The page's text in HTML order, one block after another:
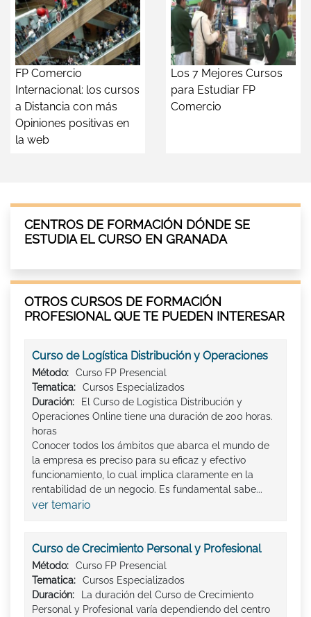
FP Comercio
Internacional: los cursos
a Distancia con más
Opiniones positivas en
la web
Los 7 Mejores Cursos
para Estudiar FP
Comercio
CENTROS DE FORMACIÓN DÓNDE SE
ESTUDIA EL CURSO EN GRANADA
OTROS CURSOS DE FORMACIÓN
PROFESIONAL QUE TE PUEDEN INTERESAR
Curso de Logística Distribución y Operaciones
Método:
Curso FP Presencial
Tematica:
Cursos Especializados
Duración:
El Curso de Logística Distribución y
Operaciones Online tiene una duración de 200 horas.
horas
Conocer todos los ámbitos que abarca el mundo de
la empresa es preciso para su eficaz y efectivo
funcionamiento, lo cual implica claramente en la
rentabilidad de un negocio. Es fundamental sabe...
ver temario
Curso de Crecimiento Personal y Profesional
Método:
Curso FP Presencial
Tematica:
Cursos Especializados
Duración:
La duración del Curso de Crecimiento
Personal y Profesional varía dependiendo del centro